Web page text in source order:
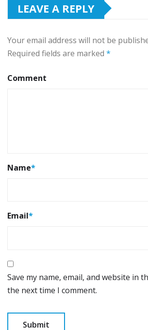
LEAVE A REPLY
Your email address will not be
Required fields are marked *
Comment
Name*
Email*
Save my name, email, and website in
the next time I comment.